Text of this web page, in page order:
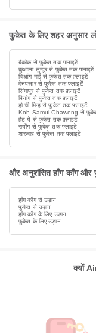
फुकेत के लिए शहर अनुसार
बैंकॉक से फुकेत तक फ़्लाइटें
कुआला लुम्पुर से फुकेत तक फ़्लाइटें
चिआंग माई से फुकेत तक फ़्लाइटें
देनपसार से फुकेत तक फ़्लाइटें
सिंगापुर से फुकेत तक फ़्लाइटें
पिनांग से फुकेत तक फ़्लाइटें
हो ची मिन्ह से फुकेत तक फ़्लाइटें
Koh Samui Chaweng से
हैट ये से फुकेत तक फ़्लाइटें
रायोंग से फुकेत तक फ़्लाइटें
शारजाह से फुकेत तक फ़्लाइटें
और अनुशंसित हाँग काँग और
हाँग काँग से उड़ान
फुकेत से उड़ान
हाँग काँग के लिए उड़ान
फुकेत के लिए उड़ान
क्यों